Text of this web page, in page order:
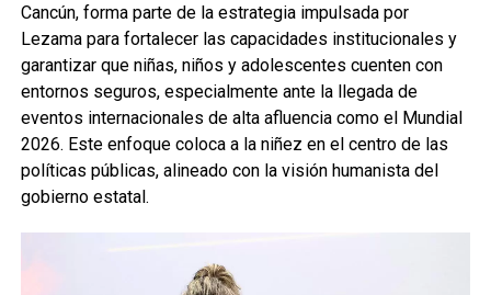
Cancún, forma parte de la estrategia impulsada por
Lezama para fortalecer las capacidades institucionales y
garantizar que niñas, niños y adolescentes cuenten con
entornos seguros, especialmente ante la llegada de
eventos internacionales de alta afluencia como el Mundial
2026. Este enfoque coloca a la niñez en el centro de las
políticas públicas, alineado con la visión humanista del
gobierno estatal.